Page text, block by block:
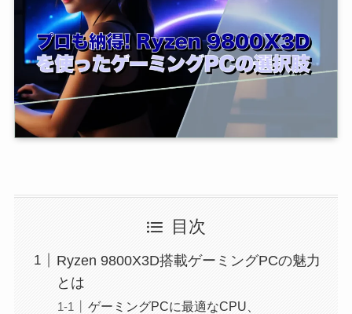
目次
Ryzen 9800X3D搭載ゲーミングPCの魅力
とは
ゲーミングPCに最適なCPU、